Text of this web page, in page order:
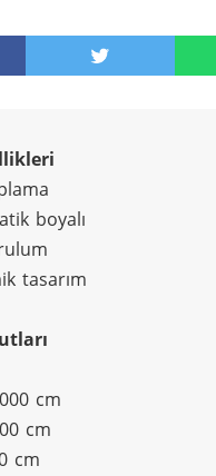
boyalı
tasarım
cm
cm
cm